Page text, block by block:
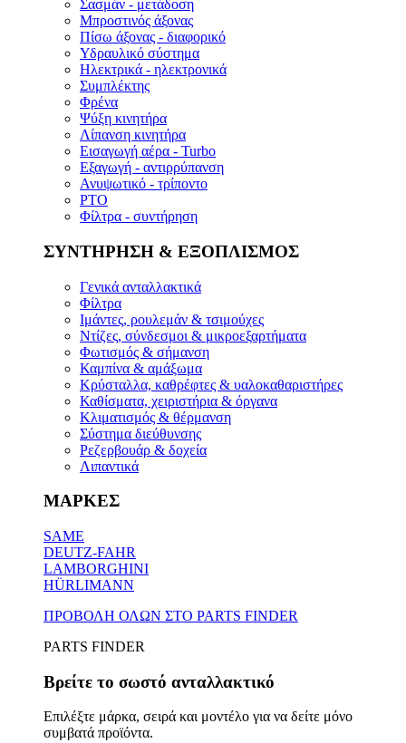
Σασμάν - μετάδοση
Μπροστινός άξονας
Πίσω άξονας - διαφορικό
Υδραυλικό σύστημα
Ηλεκτρικά - ηλεκτρονικά
Συμπλέκτης
Φρένα
Ψύξη κινητήρα
Λίπανση κινητήρα
Εισαγωγή αέρα - Turbo
Εξαγωγή - αντιρρύπανση
Ανυψωτικό - τρίποντο
PTO
Φίλτρα - συντήρηση
ΣΥΝΤΗΡΗΣΗ & ΕΞΟΠΛΙΣΜΟΣ
Γενικά ανταλλακτικά
Φίλτρα
Ιμάντες, ρουλεμάν & τσιμούχες
Ντίζες, σύνδεσμοι & μικροεξαρτήματα
Φωτισμός & σήμανση
Καμπίνα & αμάξωμα
Κρύσταλλα, καθρέφτες & υαλοκαθαριστήρες
Καθίσματα, χειριστήρια & όργανα
Κλιματισμός & θέρμανση
Σύστημα διεύθυνσης
Ρεζερβουάρ & δοχεία
Λιπαντικά
ΜΑΡΚΕΣ
SAME
DEUTZ-FAHR
LAMBORGHINI
HÜRLIMANN
ΠΡΟΒΟΛΗ ΟΛΩΝ ΣΤΟ PARTS FINDER
PARTS FINDER
Βρείτε το σωστό ανταλλακτικό
Επιλέξτε μάρκα, σειρά και μοντέλο για να δείτε μόνο
συμβατά προϊόντα.